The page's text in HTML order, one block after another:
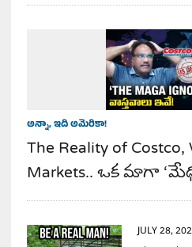
అన్నా, ఇది అమెరికా!
The Reality of
Markets.. ఒక మాగా
JULY 28,